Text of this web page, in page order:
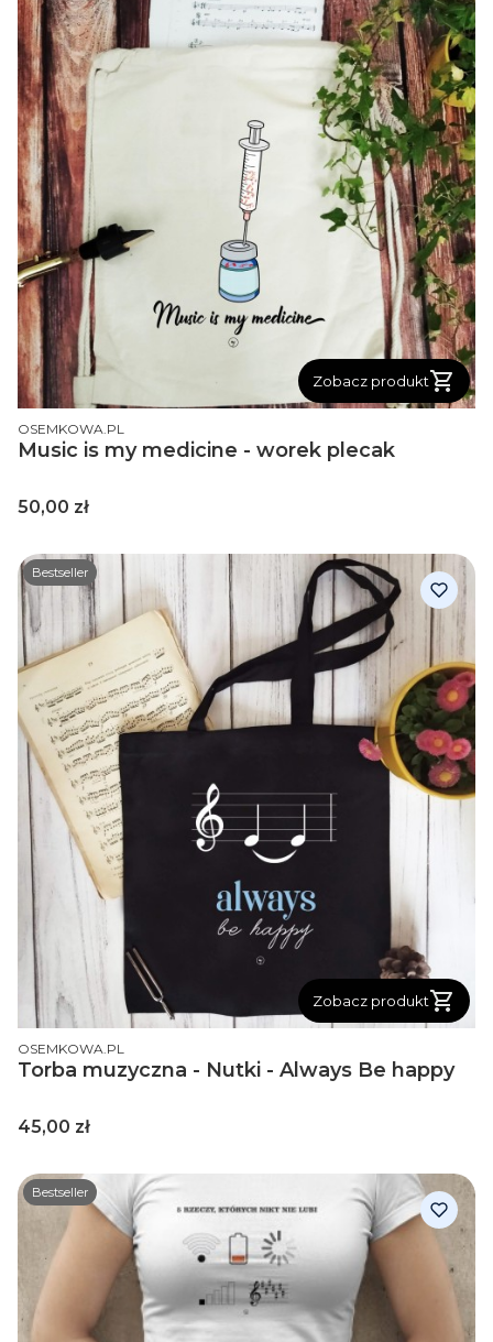
Zobacz produkt
PRODUCENT
OSEMKOWA.PL
Music is my medicine - worek plecak
Cena
50,00 zł
Bestseller
Zobacz produkt
PRODUCENT
OSEMKOWA.PL
Torba muzyczna - Nutki - Always Be happy
Cena
45,00 zł
Bestseller